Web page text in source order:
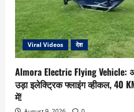
Viral Videos देश
Almora Electric Flying Vehicle:
उड़ा इलेक्ट्रिक फ्लाइंग व्हीकल, 40
में!